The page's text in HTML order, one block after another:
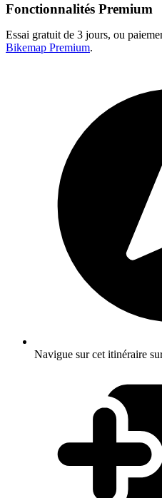
Fonctionnalités Premium
Essai gratuit de 3 jours, ou
Bikemap Premium.
Navigue sur cet itinéraire